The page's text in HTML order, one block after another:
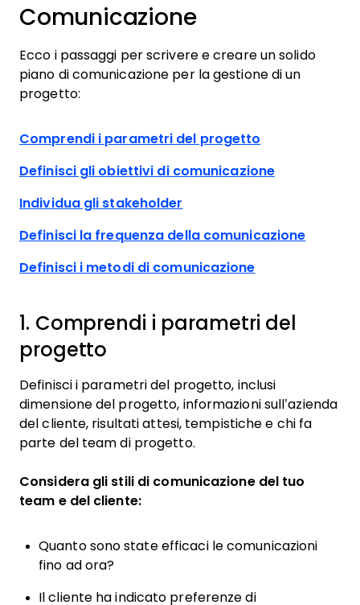
Comunicazione
Ecco i passaggi per scrivere e creare un solido
piano di comunicazione per la gestione di un
progetto:
Comprendi i parametri del progetto
Definisci gli obiettivi di comunicazione
Individua gli stakeholder
Definisci la frequenza della comunicazione
Definisci i metodi di comunicazione
1. Comprendi i parametri del
progetto
Definisci i parametri del progetto, inclusi
dimensione del progetto, informazioni sull’azienda
del cliente, risultati attesi, tempistiche e chi fa
parte del team di progetto.
Considera gli stili di comunicazione del tuo
team e del cliente:
Quanto sono state efficaci le comunicazioni
fino ad ora?
Il cliente ha indicato preferenze di